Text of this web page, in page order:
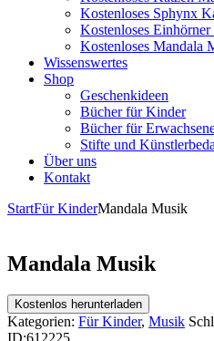
Kostenloses Sphynx
Kostenloses
Kostenloses Mandala
Wissenswertes
Shop
Geschenkideen
Bücher für Kinder
Bücher für
Stifte und
Über uns
Kontakt
StartFür KinderMandala Musik
Mandala Musik
Kostenlos herunterladen
Kategorien: Für Kinder, Musik
ID:612225